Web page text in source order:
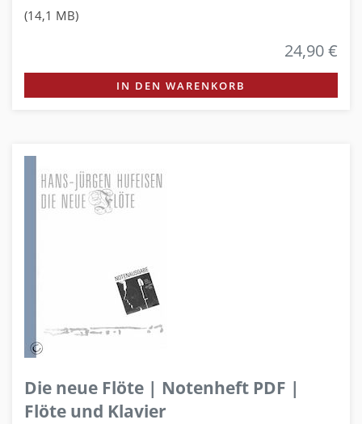
(14,1 MB)
24,90 €
IN DEN WARENKORB
Die neue Flöte | Notenheft PDF |
Flöte und Klavier